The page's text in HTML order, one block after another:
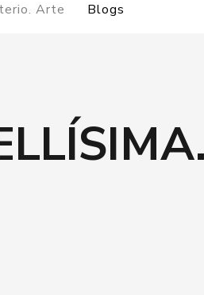
Arte Blogs